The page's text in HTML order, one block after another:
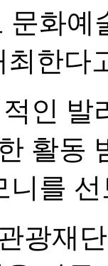
문화예
한다
인 발
활동
니를
광재